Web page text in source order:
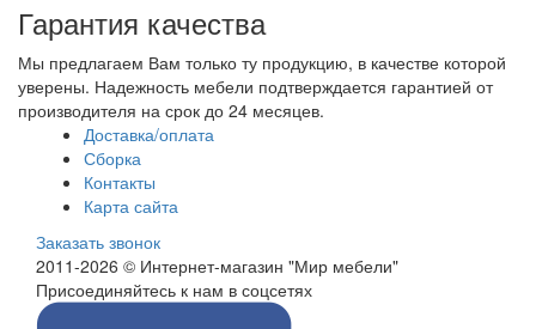
Гарантия качества
Мы предлагаем Вам только ту продукцию, в качестве которой
уверены. Надежность мебели подтверждается гарантией от
производителя на срок до 24 месяцев.
Доставка/оплата
Сборка
Контакты
Карта сайта
Заказать звонок
2011-2026 © Интернет-магазин "Мир мебели"
Присоединяйтесь к нам в соцсетях